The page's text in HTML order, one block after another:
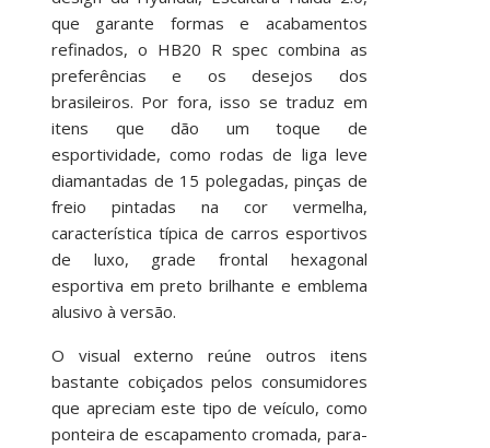
que garante formas e acabamentos
refinados, o HB20 R spec combina as
preferências e os desejos dos
brasileiros. Por fora, isso se traduz em
itens que dão um toque de
esportividade, como rodas de liga leve
diamantadas de 15 polegadas, pinças de
freio pintadas na cor vermelha,
característica típica de carros esportivos
de luxo, grade frontal hexagonal
esportiva em preto brilhante e emblema
alusivo à versão.
O visual externo reúne outros itens
bastante cobiçados pelos consumidores
que apreciam este tipo de veículo, como
ponteira de escapamento cromada, para-